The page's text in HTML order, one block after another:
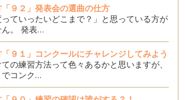
９２」発表会の選曲の仕方
っていったいどこまで？」と思っている方が
ん。 発表…
９１」コンクールにチャレンジしてみよう
の練習方法って色々あるかと思いますが、
でコンク…